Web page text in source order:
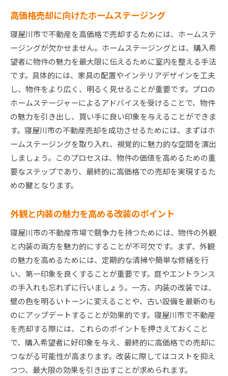
高価格売却に向けたホームステージング
寝屋川市で不動産を高価格で売却するためには、ホームステ
ージングが欠かせません。ホームステージングとは、購入希
望者に物件の魅力を最大限に伝えるために室内を整える手法
です。具体的には、家具の配置やインテリアデザインを工夫
し、物件をより広く、明るく見せることが重要です。プロの
ホームステージャーによるアドバイスを受けることで、物件
の魅力を引き出し、買い手に良い印象を与えることができま
す。寝屋川市の不動産売却を成功させるためには、まずはホ
ームステージングを取り入れ、視覚的に魅力的な空間を演出
しましょう。このプロセスは、物件の価値を高めるための重
要なステップであり、最終的に高価格での売却を実現するた
めの鍵となります。
外観と内装の魅力を高める改装のポイント
寝屋川市の不動産市場で競争力を持つためには、物件の外観
と内装の両方を魅力的にすることが不可欠です。まず、外観
の魅力を高めるためには、定期的な清掃や簡単な修繕を行
い、第一印象を良くすることが重要です。庭やエントランス
の手入れも忘れずに行いましょう。一方、内装の改装では、
壁の色を明るいトーンに変えることや、古い設備を最新のも
のにアップデートすることが効果的です。寝屋川市で不動産
を売却する際には、これらのポイントを押さえておくこと
で、購入希望者に好印象を与え、最終的に高価格での売却に
つながる可能性が高まります。改装に際してはコストを抑え
つつ、最大限の効果を引き出すことが求められます。